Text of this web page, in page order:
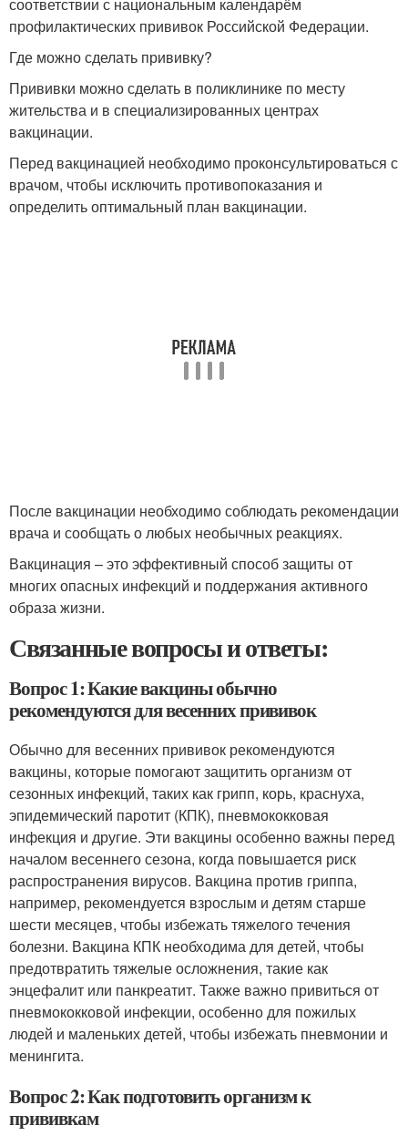
профилактических прививок Российской Федерации.
Где можно сделать прививку?
Прививки можно сделать в поликлинике по месту
жительства и в специализированных центрах
вакцинации.
Перед вакцинацией необходимо проконсультироваться с
врачом, чтобы исключить противопоказания и
определить оптимальный план вакцинации.
После вакцинации необходимо соблюдать рекомендации
врача и сообщать о любых необычных реакциях.
Вакцинация – это эффективный способ защиты от
многих опасных инфекций и поддержания активного
образа жизни.
Связанные вопросы и ответы:
Вопрос 1: Какие вакцины обычно
рекомендуются для весенних прививок
Обычно для весенних прививок рекомендуются
вакцины, которые помогают защитить организм от
сезонных инфекций, таких как грипп, корь, краснуха,
эпидемический паротит (КПК), пневмококковая
инфекция и другие. Эти вакцины особенно важны перед
началом весеннего сезона, когда повышается риск
распространения вирусов. Вакцина против гриппа,
например, рекомендуется взрослым и детям старше
шести месяцев, чтобы избежать тяжелого течения
болезни. Вакцина КПК необходима для детей, чтобы
предотвратить тяжелые осложнения, такие как
энцефалит или панкреатит. Также важно привиться от
пневмококковой инфекции, особенно для пожилых
людей и маленьких детей, чтобы избежать пневмонии и
менингита.
Вопрос 2: Как подготовить организм к
прививкам